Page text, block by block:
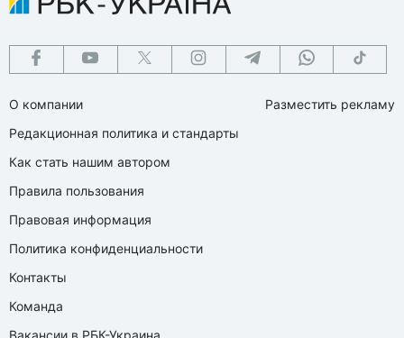
О компании
Редакционная политика и стандарты
Как стать нашим автором
Правила пользования
Правовая информация
Политика конфиденциальности
Контакты
Команда
Вакансии в РБК-Украина
Разместить рекламу